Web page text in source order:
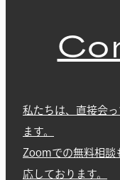
私たちは、直接会
ます。
Zoomでの無料相談
応しております。